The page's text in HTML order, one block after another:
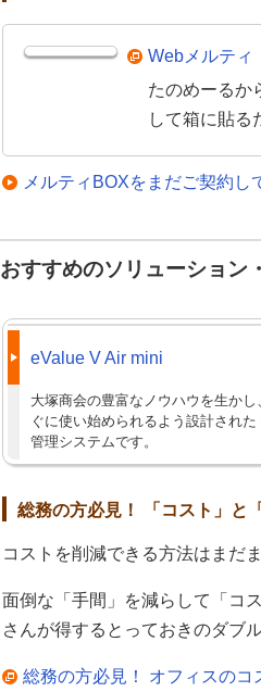
Webメルティ
たのめーるか
して箱に貼る
メルティBOXをまだご契約し
おすすめのソリューション
eValue V Air mini
大塚商会の豊富なノウハウを生かし
ぐに使い始められるよう設計された
管理システムです。
総務の方必見！ 「コスト」と
コストを削減できる方法はまだ
面倒な「手間」を減らして「コ
さんが得するとっておきのダブ
総務の方必見！ オフィスのコ